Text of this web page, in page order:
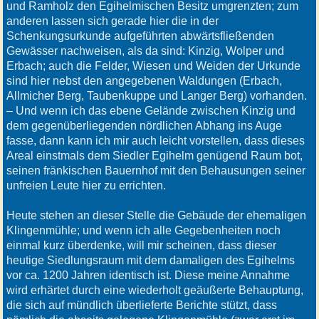
und Ramholz den Egihelmischen Besitz umgrenzten; zum
anderen lassen sich gerade hier die in der
Schenkungsurkunde aufgeführten abwärtsfließenden
Gewässer nachweisen, als da sind: Kinzig, Wolper und
Erbach; auch die Felder, Wiesen und Weiden der Urkunde
sind hier nebst den angegebenen Waldungen (Erbach,
Allmicher Berg, Taubenkuppe und Langer Berg) vorhanden.
– Und wenn ich das ebene Gelände zwischen Kinzig und
dem gegenüberliegenden nördlichen Abhang ins Auge
fasse, dann kann ich mir auch leicht vorstellen, dass dieses
Areal einstmals dem Siedler Egihelm genügend Raum bot,
seinen fränkischen Bauernhof mit den Behausungen seiner
unfreien Leute hier zu errichten.
Heute stehen an dieser Stelle die Gebäude der ehemaligen
Klingenmühle; und wenn ich alle Gegebenheiten noch
einmal kurz überdenke, will mir scheinen, dass dieser
heutige Siedlungsraum mit dem damaligen des Egihelms
vor ca. 1200 Jahren identisch ist. Diese meine Annahme
wird erhärtet durch eine wiederholt geäußerte Behauptung,
die sich auf mündlich überlieferte Berichte stützt, dass